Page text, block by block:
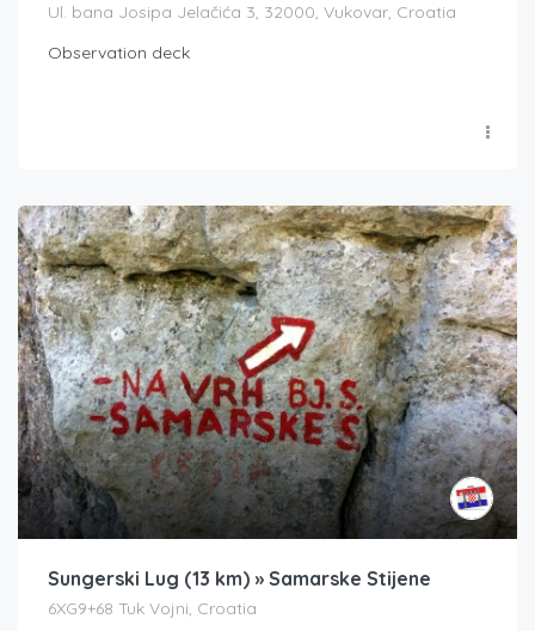
Ul. bana Josipa Jelačića 3, 32000, Vukovar, Croatia
Observation deck
Sungerski Lug (13 km) » Samarske Stijene
6XG9+68 Tuk Vojni, Croatia